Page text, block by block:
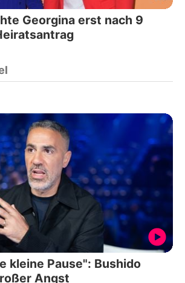
Georgina erst nach 9
kleine Pause": Bushido
Angst